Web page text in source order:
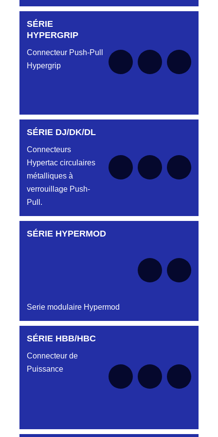
Aucune pièce disponible pour cette série pour
SÉRIE
HYPERGRIP
Connecteur Push-Pull
Hypergrip
Aucune pièce disponible pour cette série pour
SÉRIE DJ/DK/DL
Connecteurs
Hypertac circulaires
métalliques à
verrouillage Push-
Pull.
Aucune pièce disponible pour cette série pour
SÉRIE HYPERMOD
Serie modulaire Hypermod
Aucune pièce disponible pour cette série pour
SÉRIE HBB/HBC
Connecteur de
Puissance